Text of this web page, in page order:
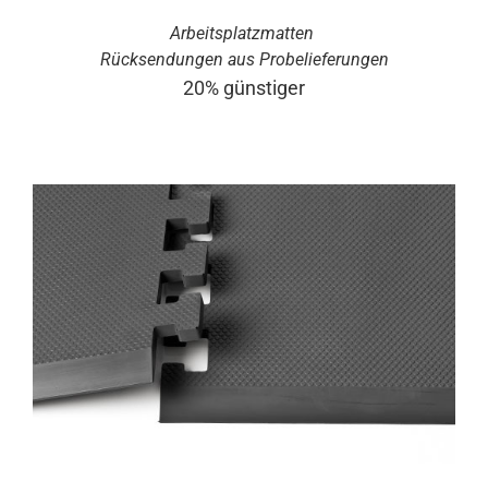
Arbeitsplatzmatten
Rücksendungen aus Probelieferungen
20% günstiger